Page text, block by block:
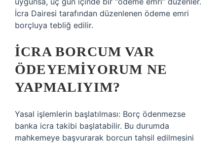
İcra Dairesi tarafından düzenlenen ödeme emri
borçluya tebliğ edilir.
İCRA BORCUM VAR
ÖDEYEMIYORUM NE
YAPMALIYIM?
Yasal işlemlerin başlatılması: Borç ödenmezse
banka icra takibi başlatabilir. Bu durumda
mahkemeye başvurarak borcun tahsil edilmesini